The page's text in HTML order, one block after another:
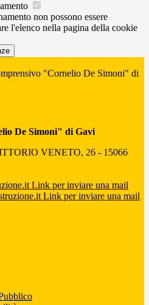
non possono essere
l'elenco nella pagina della cookie
"Cornelio De Simoni" di
De Simoni" di Gavi
VENETO, 26 - 15066
Link per inviare una mail
Link per inviare una mail